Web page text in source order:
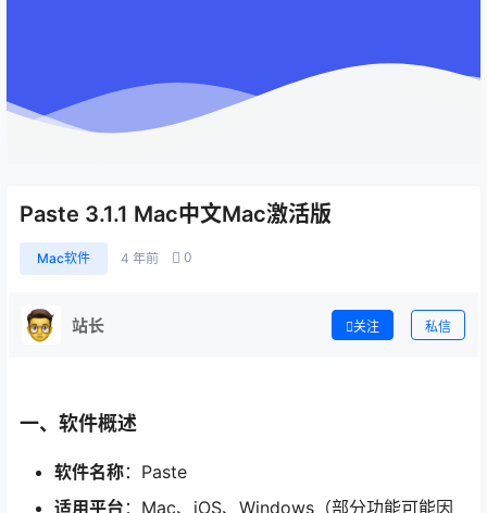
Paste 3.1.1 Mac中文Mac激活版
Mac软件 4 年前 0
站长 关注 私信
一、软件概述
软件名称：Paste
适用平台 ：Mac、iOS、Windows（部分功能可能因